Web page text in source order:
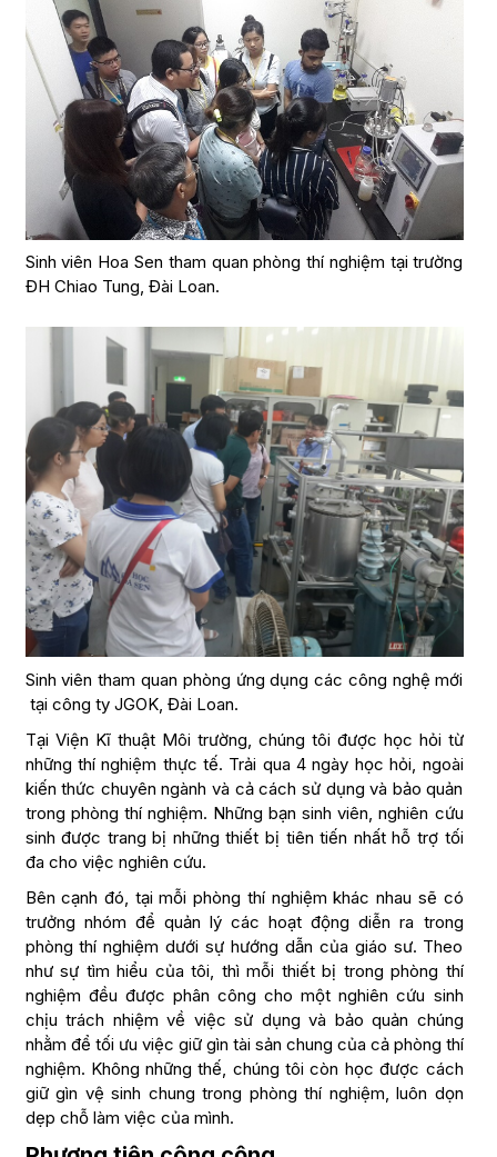
Sinh viên Hoa Sen tham quan phòng thí nghiệm tại trường
ĐH Chiao Tung, Đài Loan.
Sinh viên tham quan phòng ứng dụng các công nghệ mới
tại công ty JGOK, Đài Loan.
Tại Viện Kĩ thuật Môi trường, chúng tôi được học hỏi từ
những thí nghiệm thực tế. Trải qua 4 ngày học hỏi, ngoài
kiến thức chuyên ngành và cả cách sử dụng và bảo quản
trong phòng thí nghiệm. Những bạn sinh viên, nghiên cứu
sinh được trang bị những thiết bị tiên tiến nhất hỗ trợ tối
đa cho việc nghiên cứu.
Bên cạnh đó, tại mỗi phòng thí nghiệm khác nhau sẽ có
trưởng nhóm để quản lý các hoạt động diễn ra trong
phòng thí nghiệm dưới sự hướng dẫn của giáo sư. Theo
như sự tìm hiểu của tôi, thì mỗi thiết bị trong phòng thí
nghiệm đều được phân công cho một nghiên cứu sinh
chịu trách nhiệm về việc sử dụng và bảo quản chúng
nhằm để tối ưu việc giữ gìn tài sản chung của cả phòng thí
nghiệm. Không những thế, chúng tôi còn học được cách
giữ gìn vệ sinh chung trong phòng thí nghiệm, luôn dọn
dẹp chỗ làm việc của mình.